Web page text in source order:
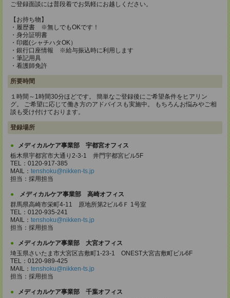
ご登録面談には普段着でお気軽にお越しください。
【お持ち物】
・履歴書 ※無しでもOKです！
・身分証明書
・印鑑(シャチハタOK）
・銀行口座情報 ※給与振込時に利用します
・筆記用具
・看護師免許
所要時間
１時間～1時間30分ほどです。 簡単なご登録後にご希望条件をヒアリン
グ。 ご希望に応じて働き方のアドバイスも実施中。 もちろんお悩みやご相
談も受け付けております。
登録場所
メディカルケア事業部 宇都宮オフィス
栃木県宇都宮市大通り2-3-1 井門宇都宮ビル5F
TEL：0120-917-385
MAIL： tenshoku@nikken-ts.jp
担当：採用担当
メディカルケア事業部 高崎オフィス
群馬県高崎市栄町4-11 原地所第2ビル6Ｆ 1号室
TEL：0120-935-241
MAIL： tenshoku@nikken-ts.jp
担当：採用担当
メディカルケア事業部 大宮オフィス
埼玉県さいたま市大宮区吉敷町1-23-1 ONEST大宮吉敷町ビル6F
TEL：0120-989-425
MAIL： tenshoku@nikken-ts.jp
担当：採用担当
メディカルケア事業部 千葉オフィス